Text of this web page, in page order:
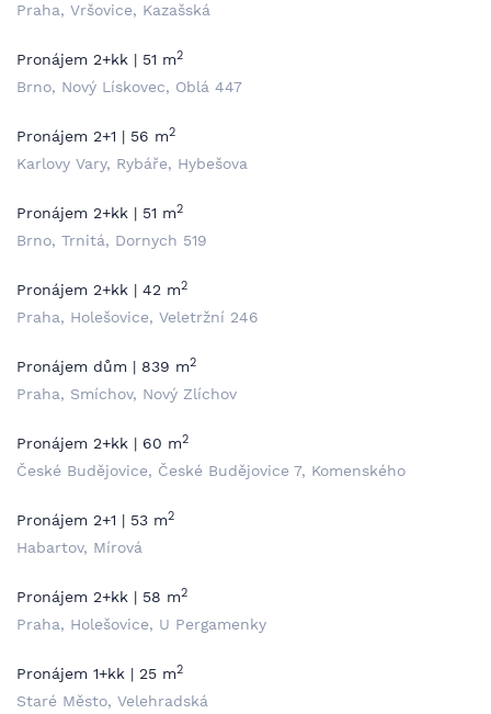
Praha, Vršovice, Kazašská
Pronájem 2+kk | 51 m2
Brno, Nový Lískovec, Oblá 447
Pronájem 2+1 | 56 m2
Karlovy Vary, Rybáře, Hybešova
Pronájem 2+kk | 51 m2
Brno, Trnitá, Dornych 519
Pronájem 2+kk | 42 m2
Praha, Holešovice, Veletržní 246
Pronájem dům | 839 m2
Praha, Smíchov, Nový Zlíchov
Pronájem 2+kk | 60 m2
České Budějovice, České Budějovice 7, Komenského
Pronájem 2+1 | 53 m2
Habartov, Mírová
Pronájem 2+kk | 58 m2
Praha, Holešovice, U Pergamenky
Pronájem 1+kk | 25 m2
Staré Město, Velehradská